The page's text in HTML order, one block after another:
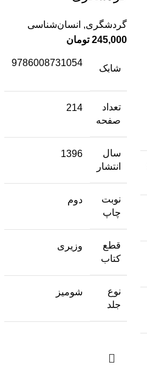
گردشگری, انسان‌شناسی
245,000 تومان
شابک
9786008731054
تعداد
صفحه
214
سال
انتشار
1396
نوبت
چاپ
دوم
قطع
کتاب
وزیری
نوع
جلد
شومیز